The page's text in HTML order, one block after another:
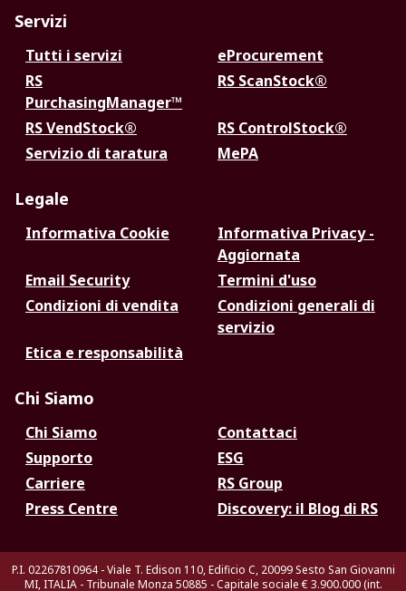
Servizi
Tutti i servizi
eProcurement
RS
PurchasingManager™
RS ScanStock®
RS VendStock®
RS ControlStock®
Servizio di taratura
MePA
Legale
Informativa Cookie
Informativa Privacy -
Aggiornata
Email Security
Termini d'uso
Condizioni di vendita
Condizioni generali di
servizio
Etica e responsabilità
Chi Siamo
Chi Siamo
Contattaci
Supporto
ESG
Carriere
RS Group
Press Centre
Discovery: il Blog di RS
P.I. 02267810964 - Viale T. Edison 110, Edificio C, 20099 Sesto San Giovanni
MI, ITALIA - Tribunale Monza 50885 - Capitale sociale € 3.900.000 (int.